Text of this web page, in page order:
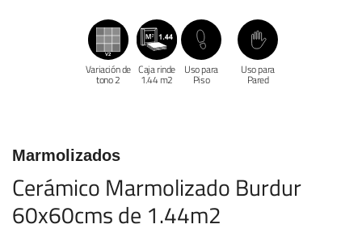
Variación de
tono 2
Caja rinde
1.44 m2
Uso para
Piso
Uso para
Pared
Marmolizados
Cerámico Marmolizado Burdur
60x60cms de 1.44m2